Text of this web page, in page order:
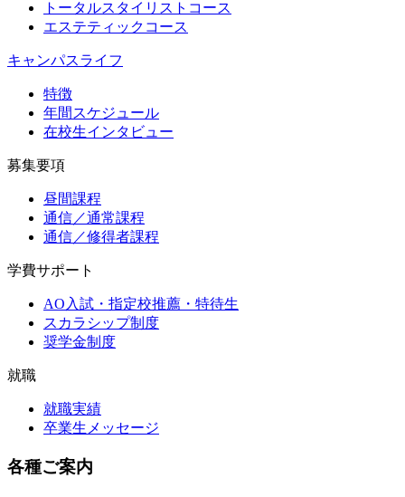
トータルスタイリストコース
エステティックコース
キャンパスライフ
特徴
年間スケジュール
在校生インタビュー
募集要項
昼間課程
通信／通常課程
通信／修得者課程
学費サポート
AO入試・指定校推薦・特待生
スカラシップ制度
奨学金制度
就職
就職実績
卒業生メッセージ
各種ご案内